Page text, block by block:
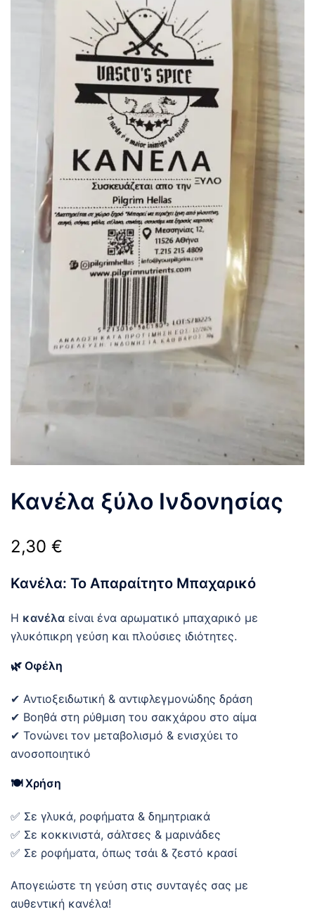
Κανέλα ξύλο Ινδονησίας
2,30 €
Κανέλα: Το Απαραίτητο Μπαχαρικό
Η κανέλα είναι ένα αρωματικό μπαχαρικό με
γλυκόπικρη γεύση και πλούσιες ιδιότητες.
🌿 Οφέλη
✔ Αντιοξειδωτική & αντιφλεγμονώδης δράση
✔ Βοηθά στη ρύθμιση του σακχάρου στο αίμα
✔ Τονώνει τον μεταβολισμό & ενισχύει το
ανοσοποιητικό
🍽Χρήση
✅ Σε γλυκά, ροφήματα & δημητριακά
✅ Σε κοκκινιστά, σάλτσες & μαρινάδες
✅ Σε ροφήματα, όπως τσάι & ζεστό κρασί
Απογειώστε τη γεύση στις συνταγές σας με
αυθεντική κανέλα!